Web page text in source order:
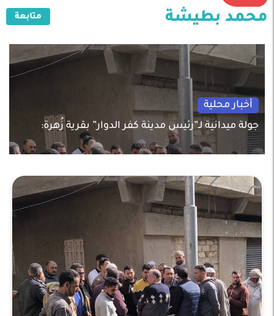
محمد بطيشة متابعة
أخبار محلية
جولة ميدانية لـ”رئيس مدينة كفر الدوار” بقرية زُهرة: